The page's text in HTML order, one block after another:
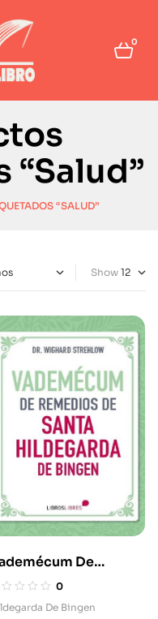
0
“Salud”
“SALUD”
Show
De
De Santa
De Bingen
0
De Bingen